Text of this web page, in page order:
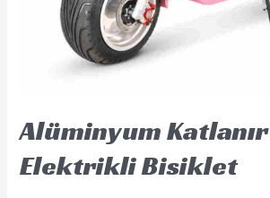
Alüminyum Katlanır
Elektrikli Bisiklet